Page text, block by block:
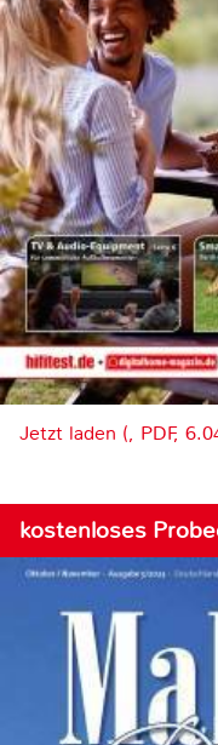
Jetzt laden (, PDF,
kostenloses